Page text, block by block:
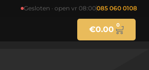
Gesloten · open vr 08:00085 060 0108
€0.00 0